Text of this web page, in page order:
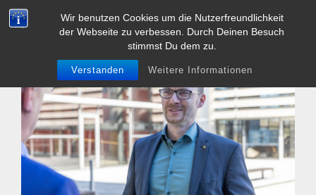
Wir benutzen Cookies um die Nutzerfreundlichkeit
der Webseite zu verbessen. Durch Deinen Besuch
stimmst Du dem zu.
Verstanden Weitere Informationen
Zum
Inhalt
Tobias Heller
Main